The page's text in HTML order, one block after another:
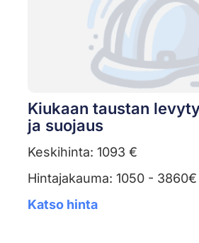
Kiukaan taustan
ja suojaus
Keskihinta: 1093 €
Hintajakauma: 1050 - 3860€
Katso hinta